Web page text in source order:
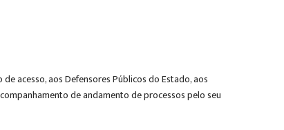
acesso, aos Defensores Públicos do Estado, aos
de andamento de processos pelo seu